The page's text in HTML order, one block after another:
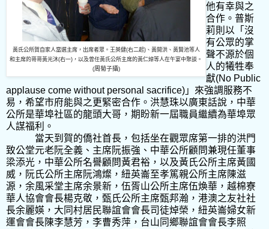
黃氏公所賀自家人當選主席，出席者眾。王英健(右二起)、黃開洪、黃賢池等人
和主席的哥哥黃光沐(右一) ，以及曾任黃氏公所主席的黃仁焯等人在午宴中聚談。
(周菊子攝)
他有幸與之
合作。普斯
莉則以「沒
有公眾的掌
聲不源於個
人的犧牲奉
獻(No Public
applause come without personal sacrifice) 」來強調服務不
易，希望市府能與之更緊密合作。洪慧珠以廣東話說，中華
公所是華埠社區的龍頭大哥，期盼新一屆職員繼續為華埠眾
人謀福利。
當天到賀的僑社首長，包括坐在觀眾席第一排的洪門
致公堂元老阮全義、主席阮振強、中華公所顧問兼現任董事
梁添光，中華公所名譽顧問黃君裕，以及黃氏公所主席黃國
威，阮氏公所主席阮鴻燦，紐英崙至孝篤親公所主席陳滋
源，余風采堂主席余景新，伍胥山公所主席伍煥華，越棉寮
華人協會會長楊克敬，甄氏公所主席甄邦瀚，港澳之友社社
長余麗媖，大同村居民聯誼會會長司徒焯榮，紐英崙婦女新
運會會長陳李慧芳，李曹秀萍，台山同鄉聯誼會會長李照